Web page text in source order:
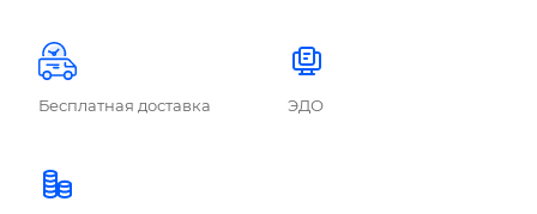
Бесплатная доставка ЭДО